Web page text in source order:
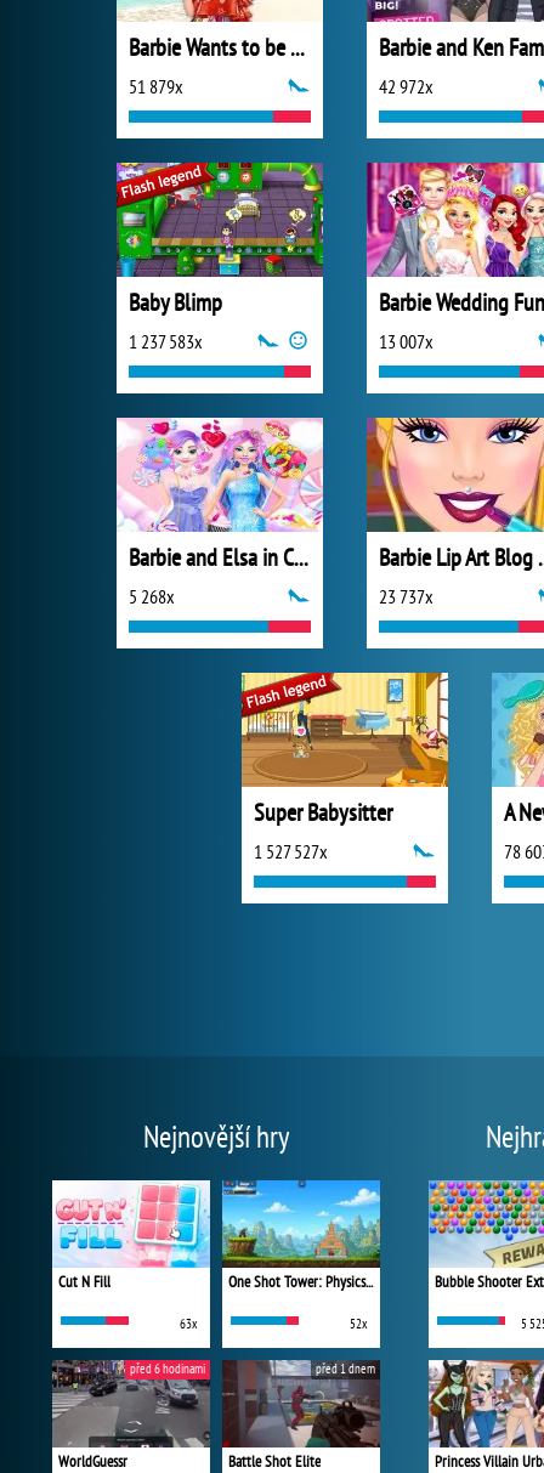
Barbie Wants to be a Princess
51 879x 42 972x
Baby Blimp
1 237 583x
Barbie Wedding Fun
13 007x
Barbie and Elsa in Candyland
5 268x 23 737x
Super Babysitter
1 527 527x 78
Nejnovější hry
Cut N Fill
63x
One Shot Tower: Physics Destroyer
52x
WorldGuessr
před 6 hodinami
Battle Shot Elite
před 1 dnem
Bubble Shooter
5